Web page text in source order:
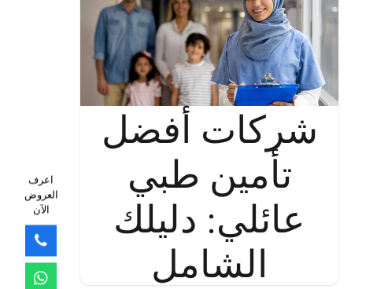
شركات أفضل
تأمين طبي
عائلي: دليلك
الشامل
اعرف
العروض
الآن